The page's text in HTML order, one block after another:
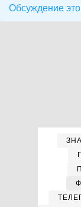
Обсуждение